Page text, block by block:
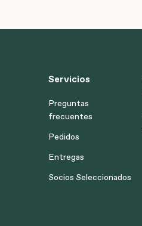
Servicios
Preguntas
frecuentes
Pedidos
Entregas
Socios Seleccionados